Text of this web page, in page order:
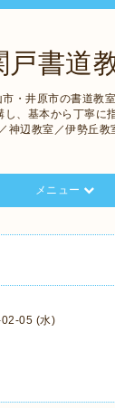
戸書道
・井原市の書道教室
、基本から丁寧に
神辺教室／伊勢丘教
メニュー
05 (水)